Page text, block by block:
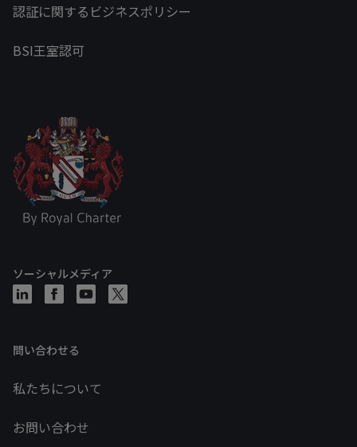
認証に関するビジネスポリシー
BSI王室認可
ソーシャルメディア
問い合わせる
私たちについて
お問い合わせ